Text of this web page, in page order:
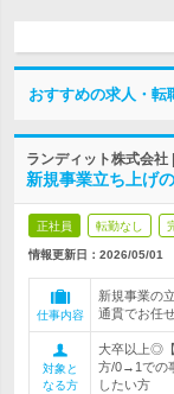
おすすめの求人・転
ランディット株式会
新規事業立ち上げ
正社員 転勤なし
情報更新日：2026/05/01
仕事内容
新規事業の
通貫でお任
対象と
なる方
大卒以上◎
方/0→1での
したい方